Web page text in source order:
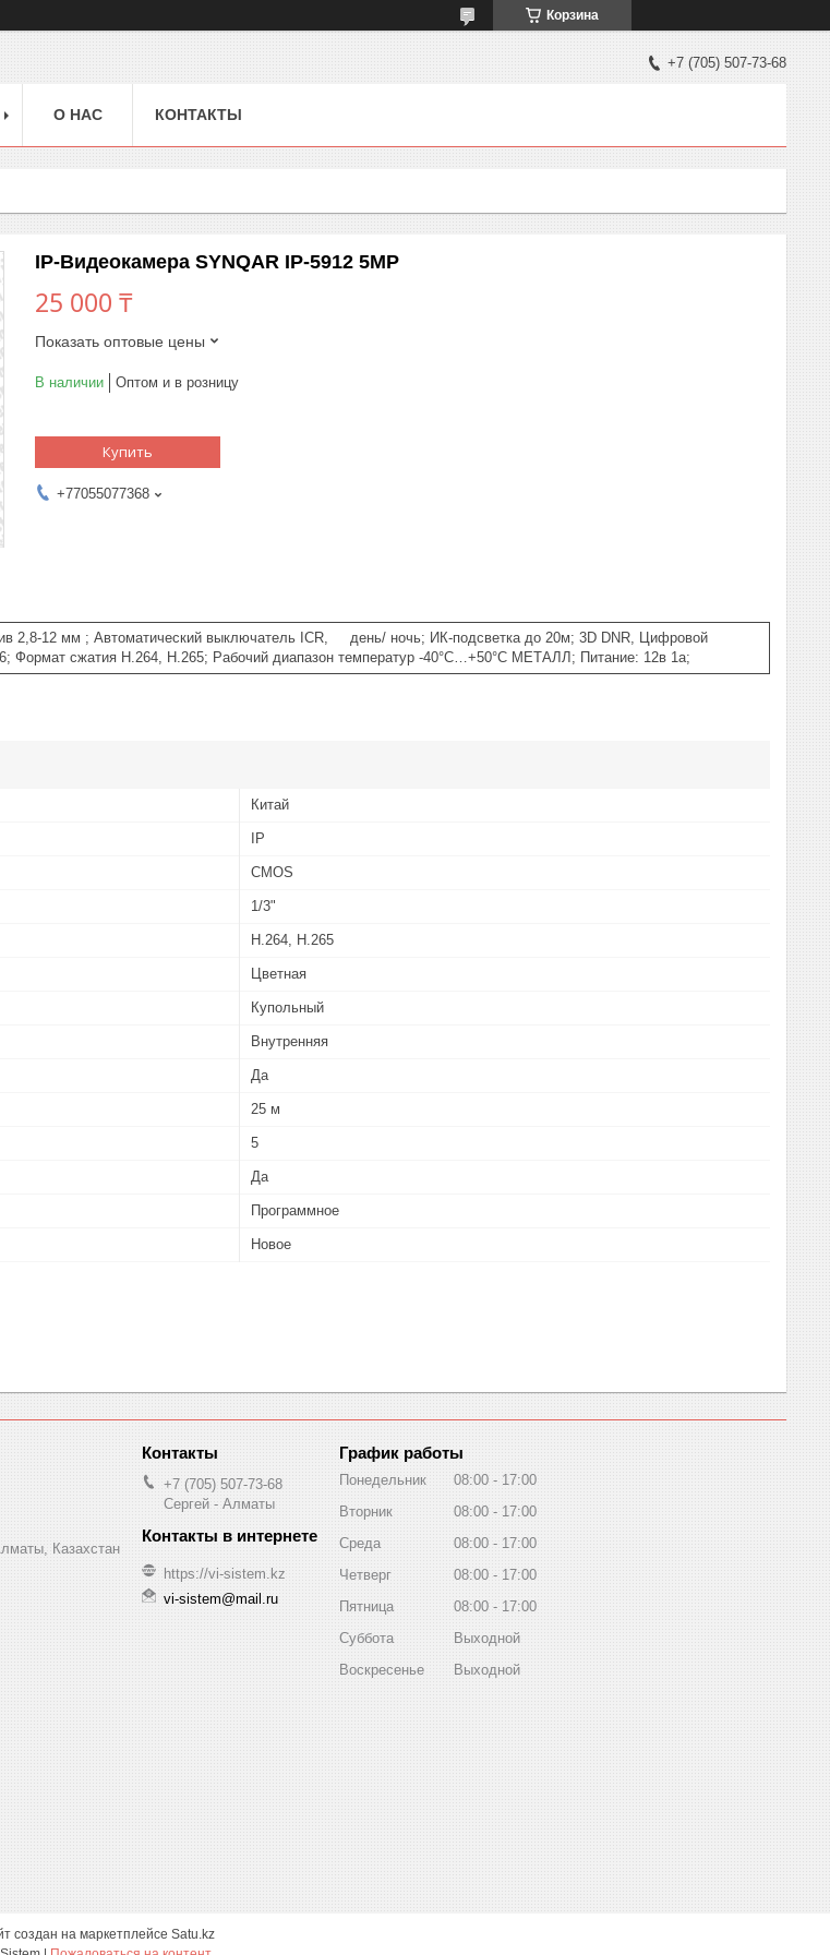
Корзина
+7 (705) 507-73-68
О НАС КОНТАКТЫ
IP-Видеокамера SYNQAR IP-5912 5MP
25 000 ₸
Показать оптовые цены
В наличии Оптом и в розницу
Купить
+77055077368
2,8-12 мм ; Автоматический выключатель ICR, день/ ночь; ИК-подсветка до 20м; 3D DNR, Цифровой
Формат сжатия H.264, H.265; Рабочий диапазон температур -40°C…+50°C МЕТАЛЛ; Питание: 12в 1а;
Китай
IP
CMOS
1/3"
H.264, H.265
Цветная
Купольный
Внутренняя
Да
25 м
5
Да
Программное
Новое
Казахстан
+7 (705) 507-73-68
Сергей - Алматы
https://vi-sistem.kz
vi-sistem@mail.ru
График работы
Понедельник 08:00
17:00
Вторник
08:00
17:00
Среда
08:00
17:00
Четверг
08:00
17:00
Пятница
08:00
17:00
Суббота
Выходной
Воскресенье
Выходной
создан на маркетплейсе Satu.kz